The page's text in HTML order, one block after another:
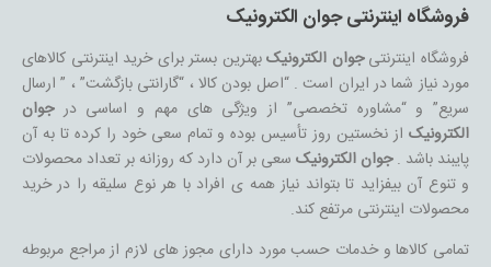
فروشگاه اینترنتی جوان الکترونیک
فروشگاه اینترنتیجوان الکترونیکبهترین بستر برای خرید اینترنتی کالاهای
مورد نیاز شما در ایران است . “اصل بودن کالا ، “گارانتی بازگشت” ، ” ارسال
سریع” و “مشاوره تخصصی” از ویژگی های مهم و اساسی درجوان
الکترونیکاز نخستین روز تأسیس بوده و تمام سعی خود را کرده تا به آن
پایبند باشد .جوان الکترونیکسعی بر آن دارد که روزانه بر تعداد محصولات
و تنوع آن بیفزاید تا بتواند نیاز همه ی افراد با هر نوع سلیقه را در خرید
محصولات اینترنتی مرتفع کند.
تمامی کالاها و خدمات حسب مورد دارای مجوز های لازم از مراجع مربوطه